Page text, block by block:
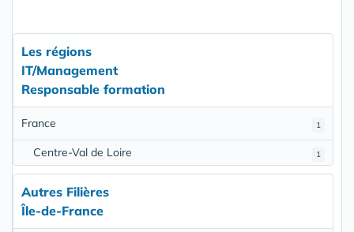
Les régions
IT/Management
Responsable formation
1
France
1
Centre-Val de Loire
Autres Filières
Île-de-France